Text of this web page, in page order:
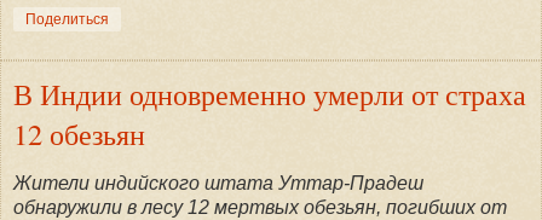
Поделиться
В Индии одновременно умерли от страха
12 обезьян
Жители индийского штата Уттар-Прадеш
обнаружили в лесу 12 мертвых обезьян, погибших от